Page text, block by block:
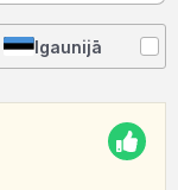
Igaunijā